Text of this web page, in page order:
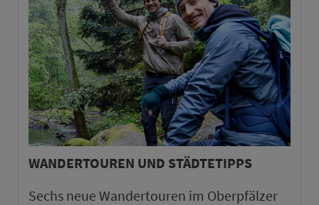
WANDERTOUREN UND STÄDTETIPPS
Sechs neue Wandertouren im Oberpfälzer